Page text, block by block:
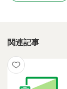
関連記事